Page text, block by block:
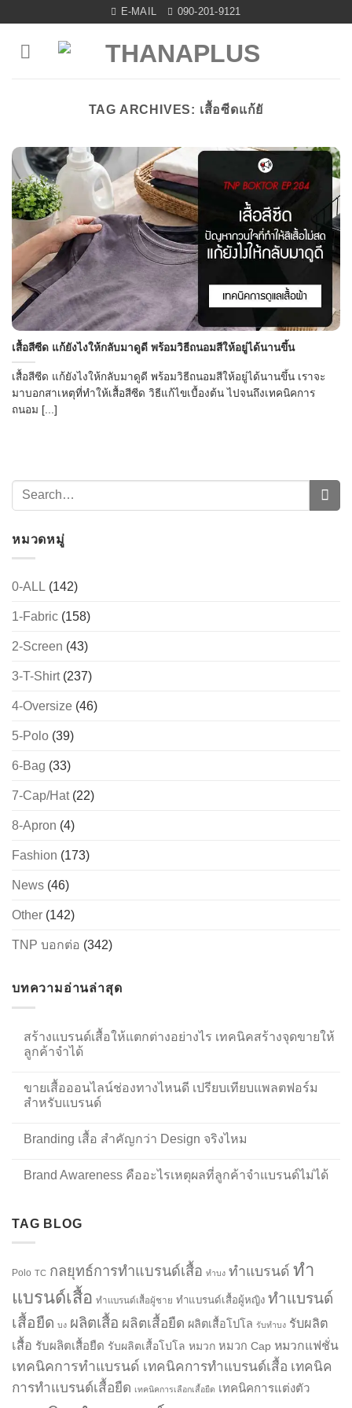
content
E-MAIL 090-201-9121
TAG ARCHIVES: เสื้อซีดแก้ยั
เสื้อสีซีด แก้ยังไงให้กลับมาดูดี พร้อมวิธีถนอมสีให้อยู่ได้นานขึ้น
เสื้อสีซีด แก้ยังไงให้กลับมาดูดี พร้อมวิธีถนอมสีให้อยู่ได้นานขึ้น เราจะ
มาบอกสาเหตุที่ทำให้เสื้อสีซีด วิธีแก้ไขเบื้องต้น ไปจนถึงเทคนิคการ
ถนอม [...]
หมวดหมู่
0-ALL (142)
1-Fabric (158)
2-Screen (43)
3-T-Shirt(237)
4-Oversize (46)
5-Polo (39)
6-Bag (33)
7-Cap/Hat(22)
8-Apron (4)
Fashion (173)
News (46)
Other (142)
TNP บอกต่อ (342)
บทความอ่านล่าสุด
สร้างแบรนด์เสื้อให้แตกต่างอย่างไร เทคนิคสร้างจุดขายให้
ลูกค้าจำได้
ขายเสื้อออนไลน์ช่องทางไหนดี เปรียบเทียบแพลตฟอร์ม
สำหรับแบรนด์
Branding เสื้อ สำคัญกว่า Design จริงไหม
Brand Awareness คืออะไรเหตุผลที่ลูกค้าจำแบรนด์ไม่ได้
TAG BLOG
Polo TC กลยุทธ์การทำแบรนด์เสื้อ ทำบง ทำแบรนด์ ทำ
แบรนด์เสื้อ ทำแบรนด์เสื้อผู้ชาย ทำแบรนด์เสื้อผู้หญิง ทำแบรนด์
เสื้อยืด บง ผลิตเสื้อ ผลิตเสื้อยืด ผลิตเสื้อโปโล รับทำบง รับผลิต
เสื้อ รับผลิตเสื้อยืด รับผลิตเสื้อโปโล หมวก หมวก Cap หมวกแฟชั่น
เทคนิคการทำแบรนด์ เทคนิคการทำแบรนด์เสื้อ เทคนิค
การทำแบรนด์เสื้อยืด เทคนิคการเลือกเสื้อยืด เทคนิคการแต่งตัว